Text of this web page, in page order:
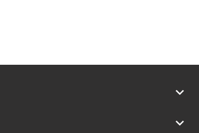
keyboard_arrow_down
keyboard_arrow_down